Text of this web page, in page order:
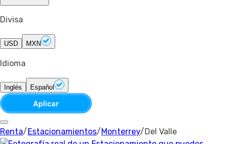
Divisa
USD MXN
Idioma
Inglés Español
Aplicar
Renta/ Estacionamientos/ Monterrey/ Del Valle